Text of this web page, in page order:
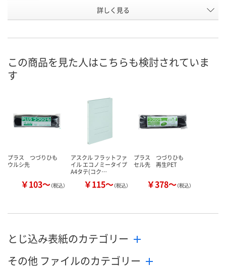
U224789 A528765
8月21日（金）まで
カゴへ
詳しく見る
この商品を見た人はこちらも検討されていま
す
プラス つづりひも
ウルシ先
￥103～（税込）
アスクル フラットファ
イル エコノミータイプ
A4タテ(コク…
￥115～（税込）
プラス つづりひも
セル先 再生PET
￥378～（税込）
とじ込み表紙のカテゴリー
その他 ファイルのカテゴリー